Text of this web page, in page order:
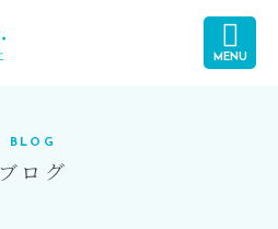
MENU
BLOG
ブログ